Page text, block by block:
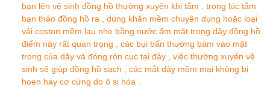
bạn lên vệ sinh đồng hồ thường xuyên khi tắm . trong lúc tắm
bạn tháo đồng hồ ra , dùng khăn mềm chuyên dụng hoặc loại
vải coston mềm lau nhẹ bằng nước ấm mặt trong dây đồng hồ.
điểm này rất quan trọng , các bụi bẩn thường bám vào mặt
trong của dây và đóng rón cục tại đây , việc thường xuyên vệ
sinh sẽ giúp đồng hồ sạch , các mắt dây mềm mại không bị
hoen hay cơ cứng do ô si hóa .